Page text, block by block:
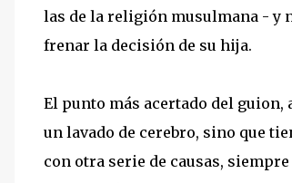
las de la religión musulmana - y
frenar la decisión de su hija.
El punto más acertado del guion,
un lavado de cerebro, sino que
con otra serie de causas,